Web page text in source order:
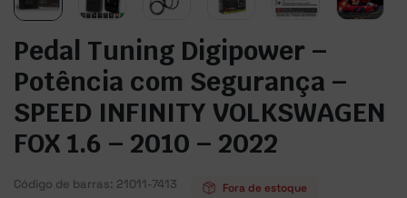
Pedal Tuning Digipower –
Potência com Segurança –
SPEED INFINITY VOLKSWAGEN
FOX 1.6 – 2010 – 2022
Código de barras: 21011-7413 Fora de estoque